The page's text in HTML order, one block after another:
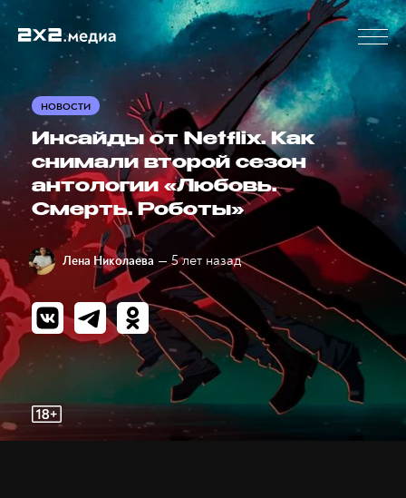
НОВОСТИ
Инсайды от Netflix. Как
снимали второй сезон
антологии «Любовь.
Смерть. Роботы»
Лена Николаева — 5 лет назад